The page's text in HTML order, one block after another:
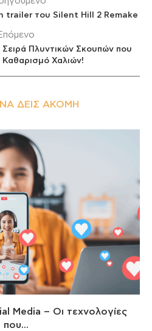
trailer του Silent Hill 2 Remake
Πλυντικών Σκουπών που
Καθαρισμό Χαλιών!
ΔΕΙΣ ΑΚΌΜΗ
Media – Οι τεχνολογίες
που...